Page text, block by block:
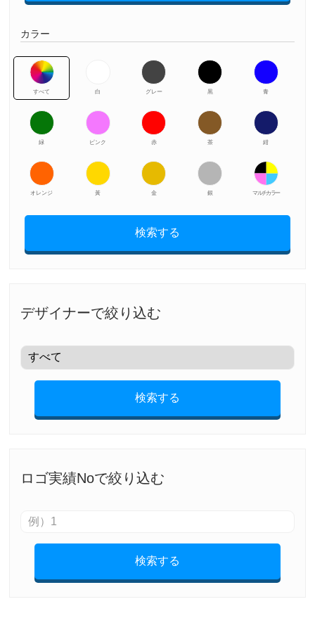
カラー
すべて 白 グレー 黒 青
緑 ピンク 赤 茶 紺
オレンジ 黃 金 銀 マルチカラー
検索する
デザイナーで絞り込む
検索する
ロゴ実績Noで絞り込む
検索する